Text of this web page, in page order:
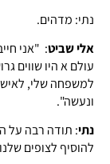
נתי: מדהים.
אלי שביט: "אני
עולם א היו שווים
למשפחה שלי,
ונעשה".
נתי: תודה רבה על
להוסיף לצופים